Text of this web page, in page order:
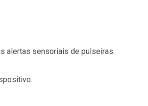
alertas sensoriais de pulseiras.